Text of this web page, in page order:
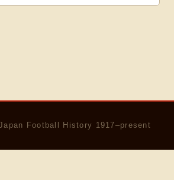
Football History 1917–present